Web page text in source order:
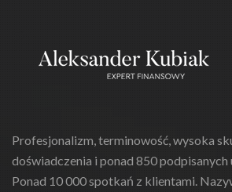
Profesjonalizm, terminowość, wysoka
doświadczenia i ponad 850
Ponad 10 000 spotkań z klientami.